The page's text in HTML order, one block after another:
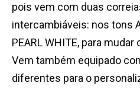
pois vem com duas
intercambiáveis: nos tons
PEARL WHITE, para
Vem também equipado
diferentes para o